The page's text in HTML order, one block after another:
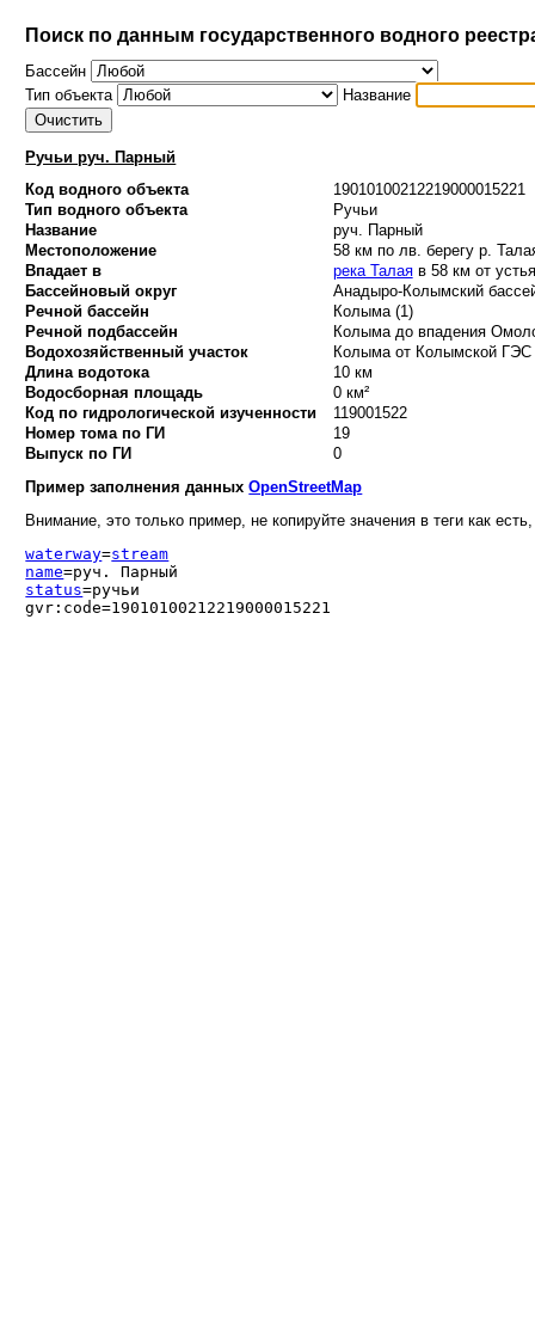
Поиск по данным государственного водного
Бассейн
Тип объекта
Название
Ручьи руч. Парный
Код водного объекта
19010100212219000015221
Тип водного объекта
Ручьи
Название
руч. Парный
Местоположение
58 км по лв. берегу р.
Впадает в
река Талаяв 58 км от устья
Бассейновый округ
Анадыро-Колымский
Речной бассейн
Колыма (1)
Речной подбассейн
Колыма до впадения
Водохозяйственный участок
Колыма от Колымской ГЭС
Длина водотока
10 км
Водосборная площадь
0 км²
Код по гидрологической изученности
119001522
Номер тома по ГИ
19
Выпуск по ГИ
0
Пример заполнения данныхOpenStreetMap
Внимание, это только пример, не копируйте значения в теги как
waterway=stream
name=руч. Парный
status=ручьи
gvr:code=19010100212219000015221